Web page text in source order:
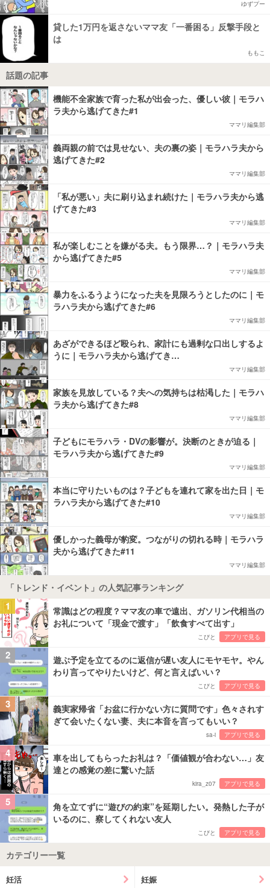
ゆずプー
貸した1万円を返さないママ友「一番困る」反撃手段と
は
ももこ
話題の記事
機能不全家族で育った私が出会った、優しい彼｜モラハ
ラ夫から逃げてきた#1
ママリ編集部
義両親の前では見せない、夫の裏の姿｜モラハラ夫から
逃げてきた#2
ママリ編集部
「私が悪い」夫に刷り込まれ続けた｜モラハラ夫から逃
げてきた#3
ママリ編集部
私が楽しむことを嫌がる夫。もう限界…？｜モラハラ夫
から逃げてきた#5
ママリ編集部
暴力をふるうようになった夫を見限ろうとしたのに｜モ
ラハラ夫から逃げてきた#6
ママリ編集部
あざができるほど殴られ、家計にも過剰な口出しするよ
うに｜モラハラ夫から逃げてき…
ママリ編集部
家族を見放している？夫への気持ちは枯渇した｜モラハ
ラ夫から逃げてきた#8
ママリ編集部
子どもにモラハラ・DVの影響が。決断のときが迫る｜
モラハラ夫から逃げてきた#9
ママリ編集部
本当に守りたいものは？子どもを連れて家を出た日｜モ
ラハラ夫から逃げてきた#10
ママリ編集部
優しかった義母が豹変。つながりの切れる時｜モラハラ
夫から逃げてきた#11
ママリ編集部
「トレンド・イベント」の人気記事ランキング
1
常識はどの程度？ママ友の車で遠出、ガソリン代相当の
お礼について「現金で渡す」「飲食すべて出す」
こびと アプリで見る
2
遊ぶ予定を立てるのに返信が遅い友人にモヤモヤ。やん
わり言ってやりたいけど、何と言えばいい？
こびと アプリで見る
3
義実家帰省「お盆に行かない方に質問です」色々されす
ぎて会いたくない妻、夫に本音を言ってもいい？
sa-i アプリで見る
4
車を出してもらったお礼は？「価値観が合わない…」友
達との感覚の差に驚いた話
kira_z07 アプリで見る
5
角を立てずに“遊びの約束”を延期したい。発熱した子が
いるのに、察してくれない友人
こびと アプリで見る
カテゴリー一覧
妊活 妊娠